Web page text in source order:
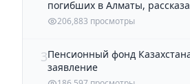
погибших в Алматы,
206,883 просмотры
3Пенсионный фонд
заявление